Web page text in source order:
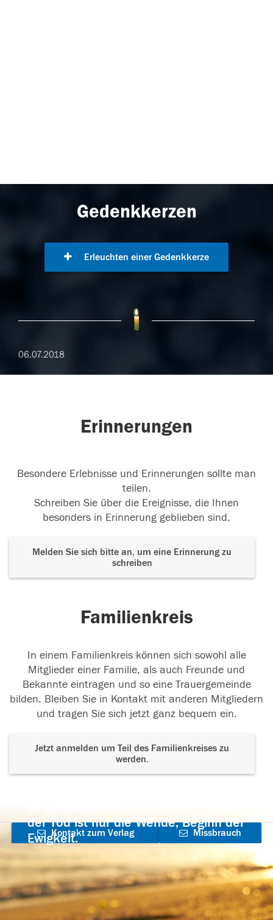
Gedenkkerzen
Erleuchten einer Gedenkkerze
06.07.2018
Erinnerungen
Besondere Erlebnisse und Erinnerungen sollte man
teilen.
Schreiben Sie über die Ereignisse, die Ihnen
besonders in Erinnerung geblieben sind.
Melden Sie sich bitte an, um eine Erinnerung zu
schreiben
Familienkreis
In einem Familienkreis können sich sowohl alle
Mitglieder einer Familie, als auch Freunde und
Bekannte eintragen und so eine Trauergemeinde
bilden. Bleiben Sie in Kontakt mit anderen Mitgliedern
und tragen Sie sich jetzt ganz bequem ein.
Jetzt anmelden um Teil des Familienkreises zu
werden.
der Tod ist nur die Wende, Beginn der
Ewigkeit.
Kontakt zum Verlag
aufnehmen
Missbrauch